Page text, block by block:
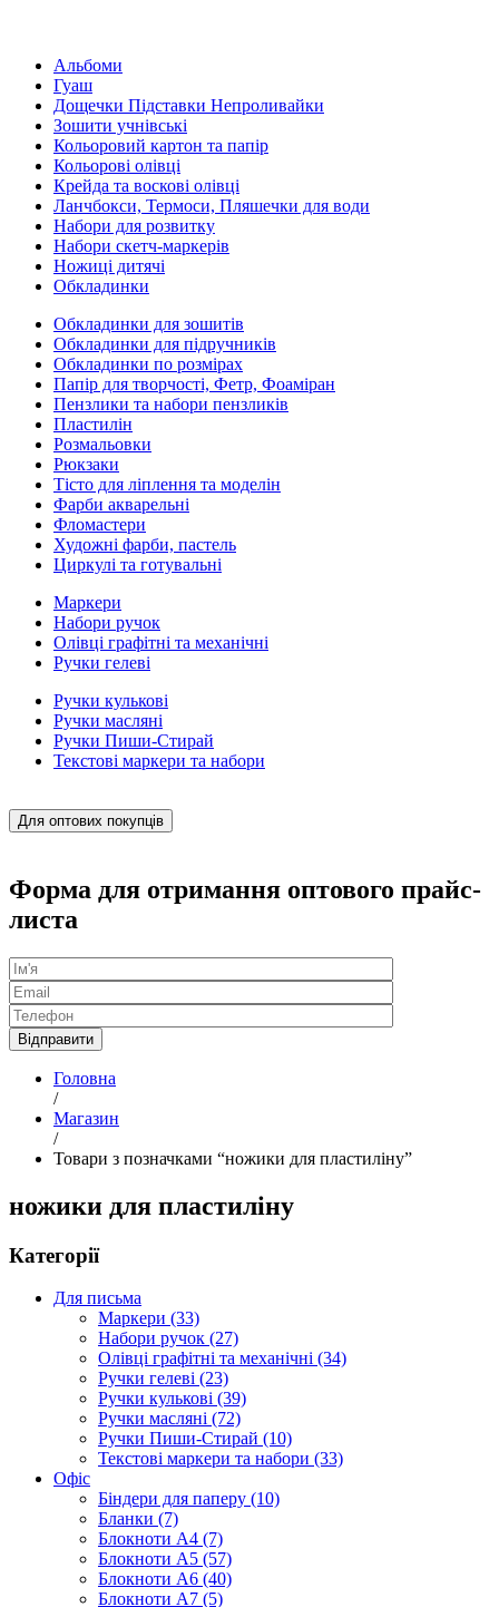
Альбоми
Гуаш
Дощечки Підставки Непроливайки
Зошити учнівські
Кольоровий картон та папір
Кольорові олівці
Крейда та воскові олівці
Ланчбокси, Термоси, Пляшечки для води
Набори для розвитку
Набори скетч-маркерів
Ножиці дитячі
Обкладинки
Обкладинки для зошитів
Обкладинки для підручників
Обкладинки по розмірах
Папір для творчості, Фетр, Фоаміран
Пензлики та набори пензликів
Пластилін
Розмальовки
Рюкзаки
Тісто для ліплення та моделін
Фарби акварельні
Фломастери
Художні фарби, пастель
Циркулі та готувальні
Маркери
Набори ручок
Олівці графітні та механічні
Ручки гелеві
Ручки кулькові
Ручки масляні
Ручки Пиши-Стирай
Текстові маркери та набори
Для оптових покупців
Форма для отримання оптового прайс-
листа
Головна
/
Магазин
/
Товари з позначками “ножики для пластиліну”
ножики для пластиліну
Категорії
Для письма
Маркери (33)
Набори ручок (27)
Олівці графітні та механічні (34)
Ручки гелеві (23)
Ручки кулькові (39)
Ручки масляні (72)
Ручки Пиши-Стирай (10)
Текстові маркери та набори (33)
Офіс
Біндери для паперу (10)
Бланки (7)
Блокноти А4 (7)
Блокноти А5 (57)
Блокноти А6 (40)
Блокноти А7 (5)